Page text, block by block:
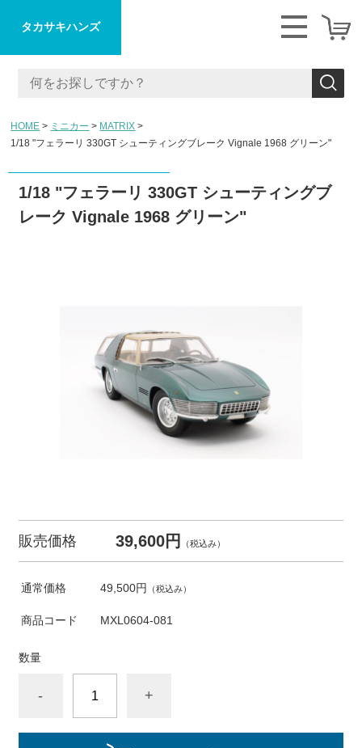
タカサキハンズ
HOME ミニカー
MATRIX
1/18 "フェラーリ 330GT シューティングブレーク Vignale 1968 グリーン"
1/18 "フェラーリ 330GT シューティングブ
レーク Vignale 1968 グリーン"
販売価格 39,600円 （税込み）
通常価格 49,500円 （税込み）
商品コード MXL0604-081
数量
- +